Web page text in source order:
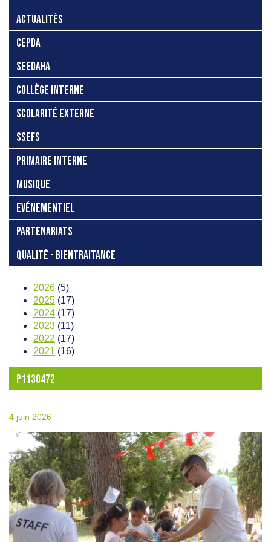
ACTUALITÉS
CEPDA
SEEDAHA
COLLÈGE INTERNE
SCOLARITÉ EXTERNE
SSEFS
PRIMAIRE INTERNE
MUSIQUE
EVÉNEMENTIEL
PARTENARIATS
QUALITÉ - BIENTRAITANCE
2026 (5)
2025 (17)
2024 (17)
2023 (11)
2022 (17)
2021 (16)
P1130472
4 juin 2026